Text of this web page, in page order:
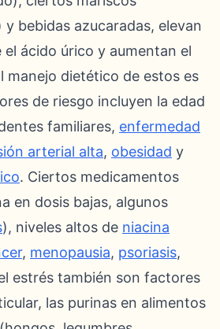
bebidas azucaradas, elevan
ácido úrico y aumentan el
manejo dietético de estos es
de riesgo incluyen la edad
familiares, enfermedad
arterial alta, obesidad y
. Ciertos medicamentos
en dosis bajas, algunos
), niveles altos de niacina
, menopausia, psoriasis,
estrés también son factores
las purinas en alimentos